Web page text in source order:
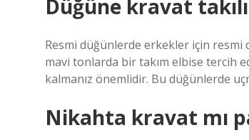
Düğüne kravat
Resmi düğünlerde erkekler için
mavi tonlarda bir takım elbise tercih
kalmanız önemlidir. Bu düğünlerde
Nikahta kravat mı